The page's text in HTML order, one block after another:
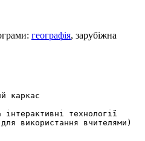
географія, зарубіжна